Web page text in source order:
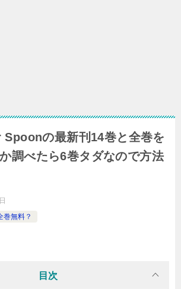
の最新刊14巻と全巻を
調べたら6巻タダなので方法
巻無料？
目次